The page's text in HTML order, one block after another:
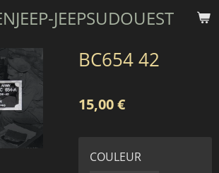
JEEPSUDOUEST
BC654 42
15,00 €
COULEUR